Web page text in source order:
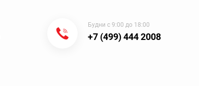
Будни с 9:00 до 18:00
+7 (499) 444 2008